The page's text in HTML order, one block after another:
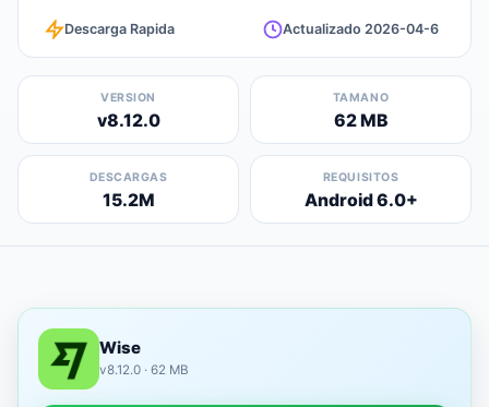
Descarga Rapida Actualizado 2026-04-6
VERSION
v8.12.0
TAMANO
62 MB
DESCARGAS
15.2M
REQUISITOS
Android 6.0+
Wise
v8.12.0 · 62 MB